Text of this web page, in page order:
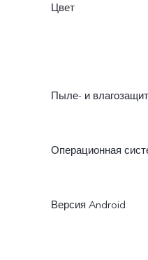
Цвет
Пыле- и
Операционная
Версия Android